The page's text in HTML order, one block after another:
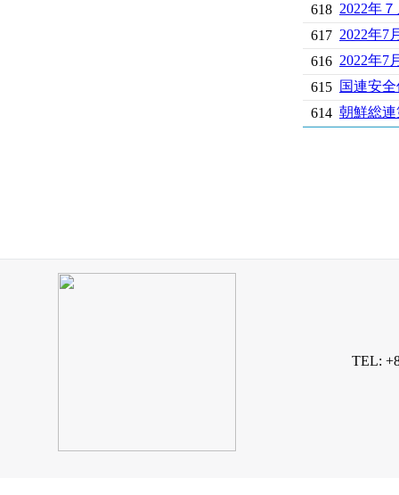
618 2022年
617 2022年7
616 2022年7
615
国連安
614 朝鮮総
TEL: